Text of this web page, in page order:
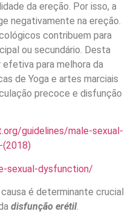
da ereção. Por isso, a
negativamente na ereção.
contribuem para
ou secundário. Desta
efetiva para melhora da
de Yoga e artes marciais
precoce e disfunção
guidelines/male-sexual-
sexual-dysfunction/
é determinante crucial
disfunção erétil.